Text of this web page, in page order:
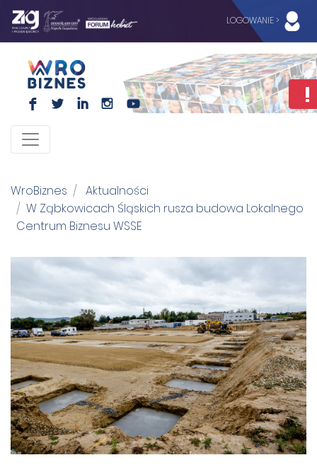
LOGOWANIE >
F L I I
WroBiznes
Aktualności
W Ząbkowicach Śląskich rusza budowa Lokalnego
Centrum Biznesu WSSE